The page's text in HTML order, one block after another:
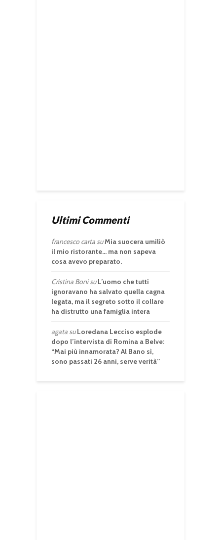
Ultimi Commenti
francesco cartasuMia suocera umiliò
il mio ristorante… ma non sapeva
cosa avevo preparato.
Cristina BonisuL’uomo che tutti
ignoravano ha salvato quella cagna
legata, ma il segreto sotto il collare
ha distrutto una famiglia intera
agatasuLoredana Lecciso esplode
dopo l’intervista di Romina a Belve:
“Mai più innamorata? Al Bano sì,
sono passati 26 anni, serve verità”